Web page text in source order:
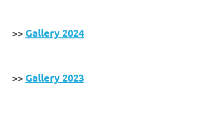
>> Gallery 2024
>> Gallery 2023